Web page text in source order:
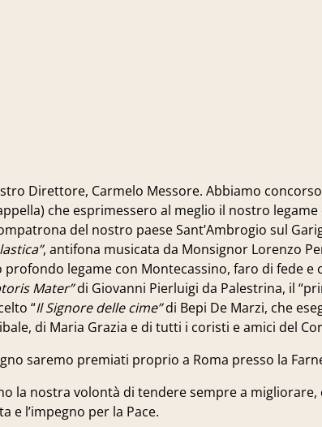
Direttore, Carmelo Messore. Abbiamo
che esprimessero al meglio il nostro
del nostro paese Sant’Ambrogio sul
, antifona musicata da Monsignor Lorenzo
legame con Montecassino, faro di fede
Mater”di Giovanni Pierluigi da Palestrina, il
“Il Signore delle cime”di Bepi De Marzi, che
di Maria Grazia e di tutti i coristi e amici del
saremo premiati proprio a Roma presso la
la nostra volontà di tendere sempre a
e l’impegno per la Pace.